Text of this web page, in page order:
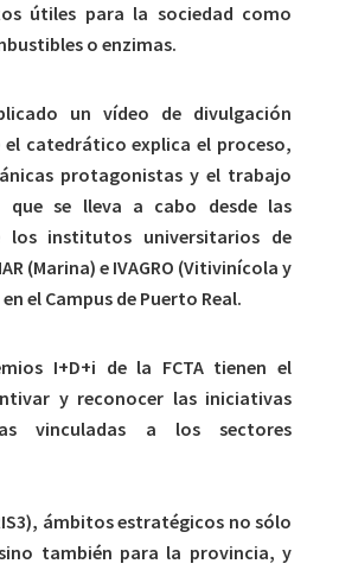
útiles para la sociedad como
o enzimas.
un vídeo de divulgación
catedrático explica el proceso,
protagonistas y el trabajo
que se lleva a cabo desde las
los institutos universitarios de
(Marina) e IVAGRO (Vitivinícola y
el Campus de Puerto Real.
I+D+i de la FCTA tienen el
y reconocer las iniciativas
vinculadas a los sectores
ámbitos estratégicos no sólo
también para la provincia, y